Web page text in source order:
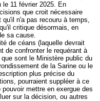
le 11 février 2025. En
que croit nécessaire
n'a pas recouru à temps,
critique désormais, en
sa cause.
de céans (laquelle devrait
de confronter le requérant à
sont le Ministère public du
de la Sarine ou le
plus précise du
pourraient suppléer à ce
mettre en exergue des
sur la décision, ou autres